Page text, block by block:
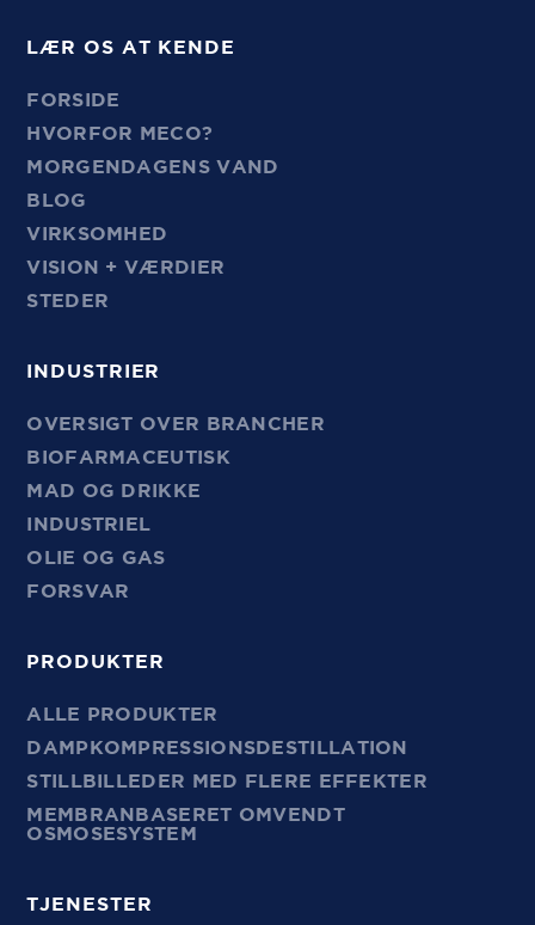
LÆR OS AT KENDE
FORSIDE
HVORFOR MECO?
MORGENDAGENS VAND
BLOG
VIRKSOMHED
VISION + VÆRDIER
STEDER
INDUSTRIER
OVERSIGT OVER BRANCHER
BIOFARMACEUTISK
MAD OG DRIKKE
INDUSTRIEL
OLIE OG GAS
FORSVAR
PRODUKTER
ALLE PRODUKTER
DAMPKOMPRESSIONSDESTILLATION
STILLBILLEDER MED FLERE EFFEKTER
MEMBRANBASERET OMVENDT
OSMOSESYSTEM
TJENESTER